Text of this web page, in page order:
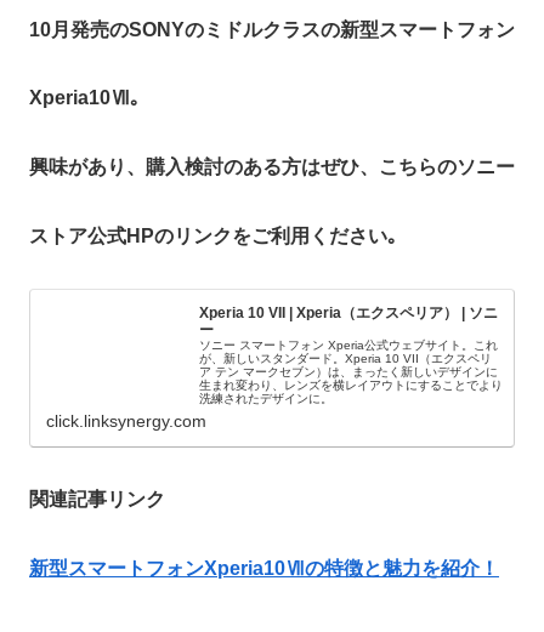
10月発売のSONYのミドルクラスの新型スマートフォン
Xperia10Ⅶ｡
興味があり、購入検討のある方はぜひ、こちらのソニー
ストア公式HPのリンクをご利用ください｡
Xperia 10 VII | Xperia（エクスペリア） | ソニ
ー
ソニー スマートフォン Xperia公式ウェブサイト。これ
が、新しいスタンダード。Xperia 10 VII（エクスペリ
ア テン マークセブン）は、まったく新しいデザインに
生まれ変わり、レンズを横レイアウトにすることでより
洗練されたデザインに。
click.linksynergy.com
関連記事リンク
新型スマートフォンXperia10Ⅶの特徴と魅力を紹介！